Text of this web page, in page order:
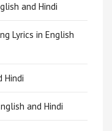
and Hindi
Lyrics in English
Hindi
and Hindi